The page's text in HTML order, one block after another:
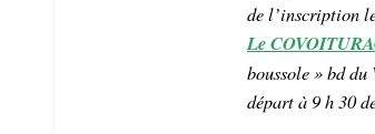
de l’inscription
Le
boussole » bd
départ à 9 h 30